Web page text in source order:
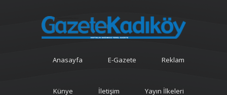
Anasayfa E-Gazete Reklam
Künye İletişim Yayın İlkeleri